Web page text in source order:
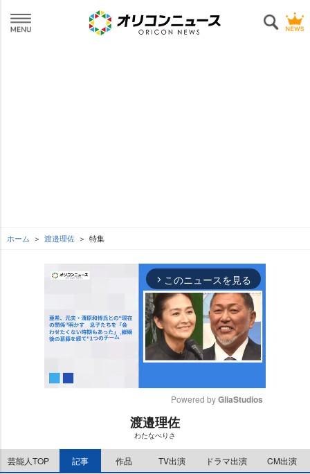
ホーム 渡邉理佐 特集
arrow_forward_ios このニュースを見る
e
Powered by GliaStudios
渡邉理佐
わたなべりさ
芸能人TOP 記事 作品 TV出演 ドラマ出演 CM出演